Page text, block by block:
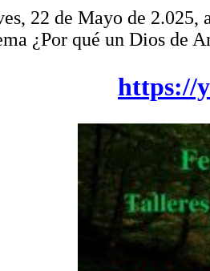
de Mayo de 2.025, a
¿Por qué un Dios de
https://